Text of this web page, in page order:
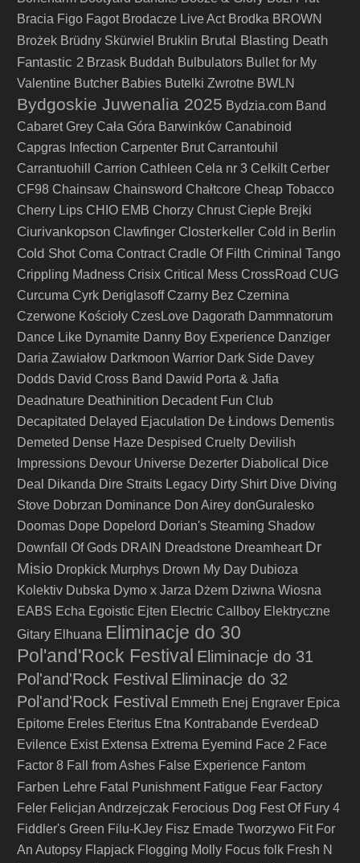
Bracia Figo Fagot Brodacze Live Act Brodka BROWN
Brożek Brüdny Skürwiel Bruklin Brutal Blasting Death
Fantastic 2 Brzask Buddah Bulbulators Bullet for My
Valentine Butcher Babies Butelki Zwrotne BWLN
Bydgoskie Juwenalia 2025 Bydzia.com Band
Cabaret Grey Cała Góra Barwinków Canabinoid
Capgras Infection Carpenter Brut Carrantouhil
Carrantuohill
Carrion Cathleen Cela nr 3 Celkilt Cerber
CF98 Chainsaw Chainsword Chałtcore Cheap Tobacco
Cherry Lips CHIO EMB Chorzy Chrust Ciepłe Brejki
Ciurivankopson Clawfinger Closterkeller Cold in Berlin
Cold Shot Coma Contract Cradle Of Filth Criminal Tango
Crippling Madness Crisix Critical Mess CrossRoad CUG
Curcuma Cyrk Deriglasoff Czarny Bez Czernina
Czerwone Kościoły CzesLove Dagorath Dammnatorum
Dance Like Dynamite Danny Boy Experience Danziger
Daria Zawiałow Darkmoon Warrior Dark Side Davey
Dodds David Cross Band Dawid Porta & Jafia
Deadnature Deathinition Decadent Fun Club
Decapitated Delayed Ejaculation De Łindows Dementis
Demeted Dense Haze Despised Cruelty Devilish
Impressions Devour Universe Dezerter Diabolical
Dice
Deal
Dikanda Dire Straits Legacy Dirty Shirt Dive Diving
Stove Dobrzan Dominance Don Airey donGuralesko
Doomas Dope Dopelord Dorian's Steaming Shadow
Downfall Of Gods DRAIN Dreadstone Dreamheart Dr
Misio Dropkick Murphys Drown My Day Dubioza
Kolektiv Dubska Dymo x Jarza Dżem Dziwna Wiosna
EABS Echa Egoistic Ejten Electric Callboy Elektryczne
Gitary Elhuana Eliminacje do 30
Pol'and'Rock Festival Eliminacje do 31
Pol'and'Rock Festival Eliminacje do 32
Pol'and'Rock Festival Emmeth Enej Engraver Epica
Epitome Ereles Eteritus Etna Kontrabande EverdeaD
Evilence Exist Extensa Extrema Eyemind Face 2 Face
Factor 8 Fall from Ashes False Experience Fantom
Farben Lehre Fatal Punishment Fatigue Fear Factory
Feler Felicjan Andrzejczak Ferocious Dog Fest Of Fury 4
Fiddler's Green Filu-KJey Fisz Emade Tworzywo Fit For
An Autopsy Flapjack Flogging Molly Focus folk Fresh N